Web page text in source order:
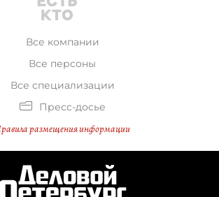
Все компании
Все персоны
Все специализации
Пресс-досье
размещения информации